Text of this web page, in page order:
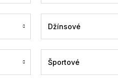
Džínsové
Športové